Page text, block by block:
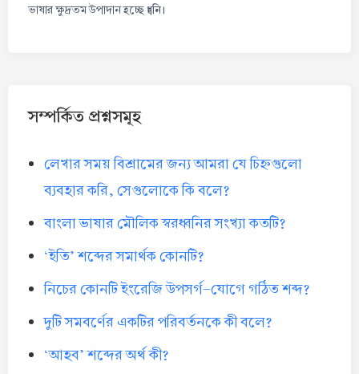
ভাষার ক্ষুদ্রতম উপাদান হচ্ছে ধ্বনি।
সম্পর্কিত প্রশ্নসমূহ
লেখার সময় বিশ্রামের জন্য আমরা যে চিহ্নগুলো
ব্যবহার করি, সেগুলোকে কি বলে?
বাংলা ভাষার মৌলিক স্বরধ্বনির সংখ্যা কতটি?
‘ইতি’ শব্দের সমার্থক কোনটি?
নিচের কোনটি ইংরেজি উপসর্গ-যোগে গঠিত শব্দ?
দুটি সমবর্ণের একটির পরিবর্তনকে কী বলে?
‘আহব’ শব্দের অর্থ কী?